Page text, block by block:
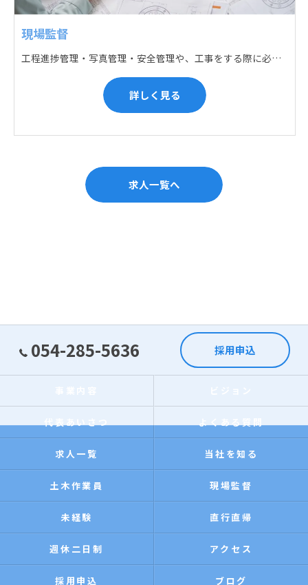
現場監督
工程進捗管理・写真管理・安全管理や、工事をする際に必要な各種書類作成・届出 (申請) などの現場管理業務をお任せします。遅れている箇所のサポートに入るなど、臨機応変な対応が必要になります。
詳しく見る
求人一覧へ
054-285-5636 採用申込
代表あいさつ よくある質問
求人一覧 当社を知る
土木作業員 現場監督
未経験 直行直帰
週休二日制 アクセス
採用申込 ブログ